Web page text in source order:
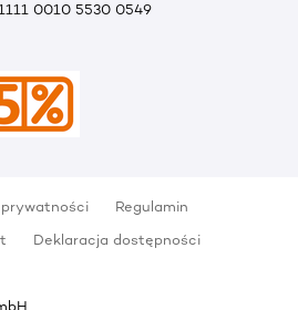
0010 5530 0549
Regulamin
Deklaracja dostępności